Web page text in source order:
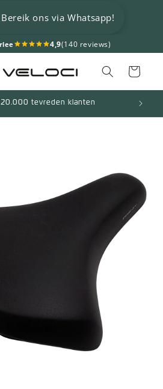
Bereik ons via Whatsapp!
4,9(140 reviews)
Winkelwagen
tevreden klanten